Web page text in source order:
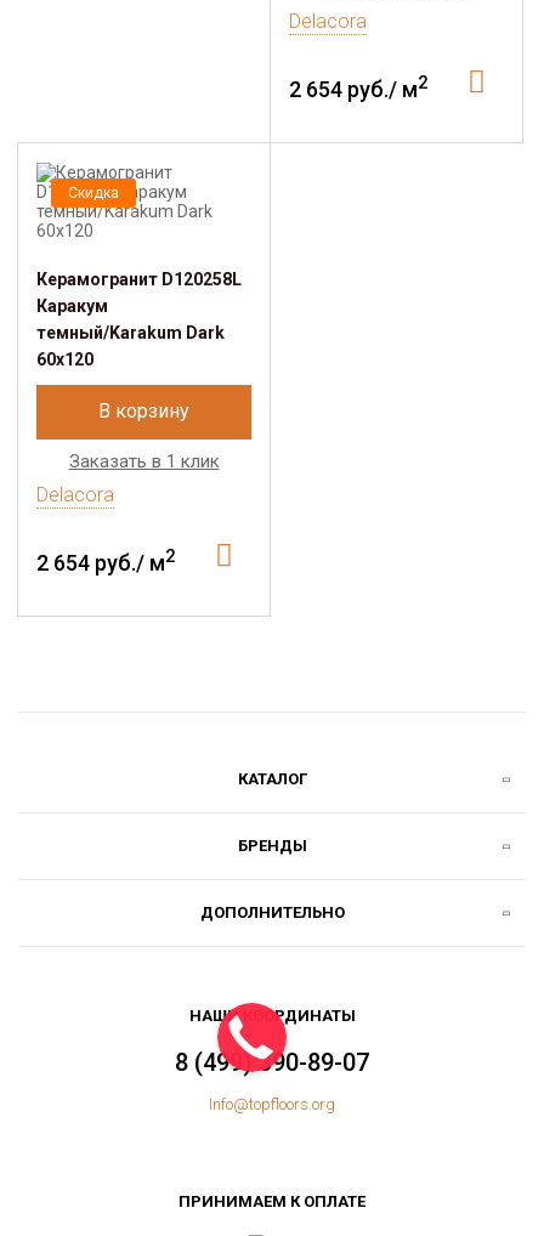
Delacora
2 654 руб./ м2
Скидка
Керамогранит D120258L
Каракум
темный/Karakum Dark
60х120
В корзину
Заказать в 1 клик
Delacora
2 654 руб./ м2
КАТАЛОГ
БРЕНДЫ
ДОПОЛНИТЕЛЬНО
НАШИ КООРДИНАТЫ
8 (499) 390-89-07
Info@topfloors.org
ПРИНИМАЕМ К ОПЛАТЕ